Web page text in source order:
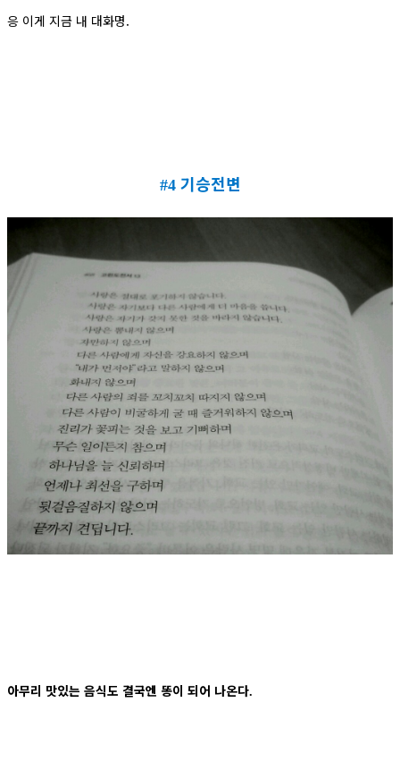
응 이게 지금 내 대화명.
#4 기승전변
아무리 맛있는 음식도 결국엔 똥이 되어 나온다.